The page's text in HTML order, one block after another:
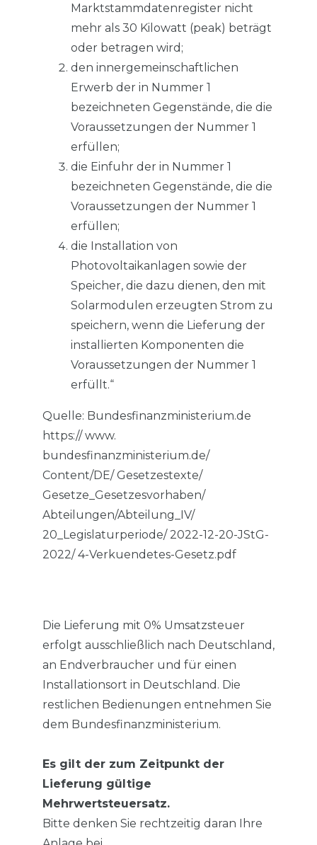
Marktstammdatenregister nicht
mehr als 30 Kilowatt (peak) beträgt
oder betragen wird;
den innergemeinschaftlichen
Erwerb der in Nummer 1
bezeichneten Gegenstände, die die
Voraussetzungen der Nummer 1
erfüllen;
die Einfuhr der in Nummer 1
bezeichneten Gegenstände, die die
Voraussetzungen der Nummer 1
erfüllen;
die Installation von
Photovoltaikanlagen sowie der
Speicher, die dazu dienen, den mit
Solarmodulen erzeugten Strom zu
speichern, wenn die Lieferung der
installierten Komponenten die
Voraussetzungen der Nummer 1
erfüllt.“
Quelle: Bundesfinanzministerium.de
https:// www.
bundesfinanzministerium.de/
Content/DE/ Gesetzestexte/
Gesetze_Gesetzesvorhaben/
Abteilungen/Abteilung_IV/
20_Legislaturperiode/ 2022-12-20-JStG-
2022/ 4-Verkuendetes-Gesetz.pdf
Die Lieferung mit 0% Umsatzsteuer
erfolgt ausschließlich nach Deutschland,
an Endverbraucher und für einen
Installationsort in Deutschland. Die
restlichen Bedienungen entnehmen Sie
dem Bundesfinanzministerium.
Es gilt der zum Zeitpunkt der
Lieferung gültige
Mehrwertsteuersatz.
Bitte denken Sie rechtzeitig daran Ihre